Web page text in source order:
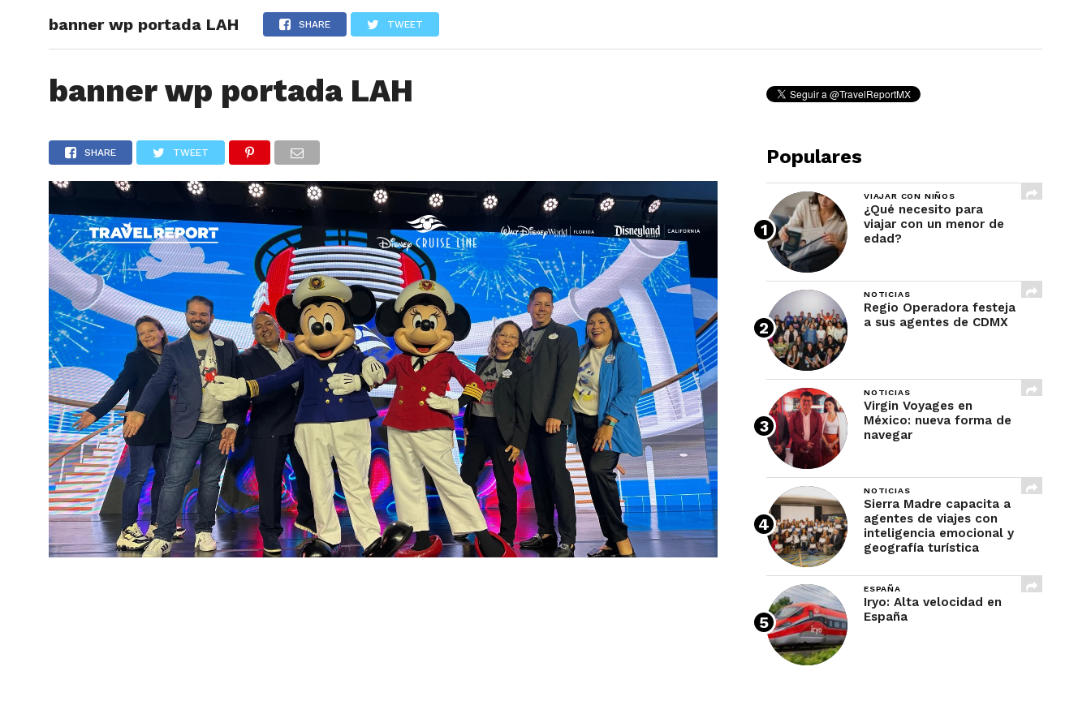
ARTÍCULOS REVIEWS
banner wp portada LAH SHARE TWEET
banner wp portada LAH
SHARE TWEET Populares
VIAJAR CON NIÑOS
¿Qué necesito para
viajar con un menor de
edad?
NOTICIAS
Regio Operadora festeja
a sus agentes de CDMX
NOTICIAS
Virgin Voyages en
México: nueva forma de
navegar
NOTICIAS
Sierra Madre capacita a
agentes de viajes con
inteligencia emocional y
geografía turística
ESPAÑA
Iryo: Alta velocidad en
España